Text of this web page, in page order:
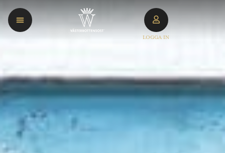
LOGGA IN